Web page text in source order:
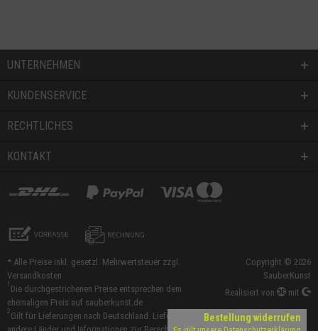
UNTERNEHMEN
KUNDENSERVICE
RECHTLICHES
KONTAKT
* Alle Preise inkl. gesetzl. Mehrwertsteuer zzgl.
Versandkosten
1 Die durchgestrichenen Preise entsprechen dem
ehemaligen Preis auf sauberkunst.de
2Gilt für Lieferungen nach Deutschland. Lieferzeiten für
Copyright © 2026
SauberKunst
Realisiert von
mit
Bestellung widerrufen